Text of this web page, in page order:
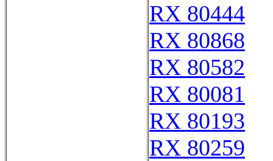
RX 80444
RX 80868
RX 80582
RX 80081
RX 80193
RX 80259